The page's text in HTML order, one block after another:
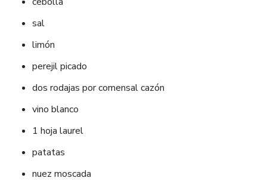
sal
limón
perejil picado
dos rodajas por comensal cazón
vino blanco
1 hoja laurel
patatas
nuez moscada